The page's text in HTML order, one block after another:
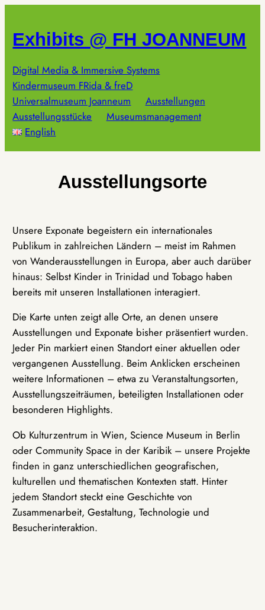
springen
Exhibits @ FH JOANNEUM
Digital Media & Immersive Systems
Kindermuseum FRida & freD
Universalmuseum Joanneum
Ausstellungen
Ausstellungsstücke
Museumsmanagement
English
Ausstellungsorte
Unsere Exponate begeistern ein internationales
Publikum in zahlreichen Ländern – meist im Rahmen
von Wanderausstellungen in Europa, aber auch darüber
hinaus: Selbst Kinder in Trinidad und Tobago haben
bereits mit unseren Installationen interagiert.
Die Karte unten zeigt alle Orte, an denen unsere
Ausstellungen und Exponate bisher präsentiert wurden.
Jeder Pin markiert einen Standort einer aktuellen oder
vergangenen Ausstellung. Beim Anklicken erscheinen
weitere Informationen – etwa zu Veranstaltungsorten,
Ausstellungszeiträumen, beteiligten Installationen oder
besonderen Highlights.
Ob Kulturzentrum in Wien, Science Museum in Berlin
oder Community Space in der Karibik – unsere Projekte
finden in ganz unterschiedlichen geografischen,
kulturellen und thematischen Kontexten statt. Hinter
jedem Standort steckt eine Geschichte von
Zusammenarbeit, Gestaltung, Technologie und
Besucherinteraktion.